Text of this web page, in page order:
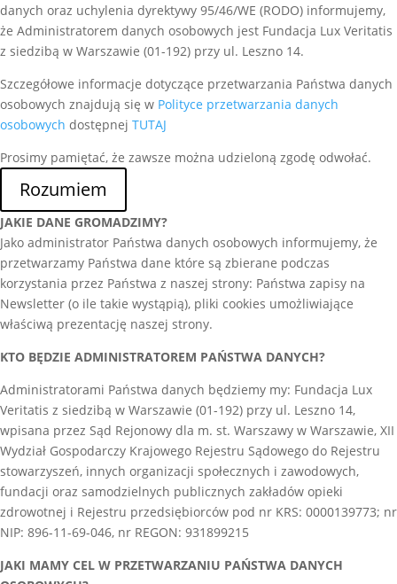
danych oraz uchylenia dyrektywy 95/46/WE (RODO) informujemy,
że Administratorem danych osobowych jest Fundacja Lux Veritatis
z siedzibą w Warszawie (01-192) przy ul. Leszno 14.
Szczegółowe informacje dotyczące przetwarzania Państwa danych
osobowych znajdują się w Polityce przetwarzania danych
osobowych dostępnej TUTAJ
Prosimy pamiętać, że zawsze można udzieloną zgodę odwołać.
Rozumiem
JAKIE DANE GROMADZIMY?
Jako administrator Państwa danych osobowych informujemy, że
przetwarzamy Państwa dane które są zbierane podczas
korzystania przez Państwa z naszej strony: Państwa zapisy na
Newsletter (o ile takie wystąpią), pliki cookies umożliwiające
właściwą prezentację naszej strony.
KTO BĘDZIE ADMINISTRATOREM PAŃSTWA DANYCH?
Administratorami Państwa danych będziemy my: Fundacja Lux
Veritatis z siedzibą w Warszawie (01-192) przy ul. Leszno 14,
wpisana przez Sąd Rejonowy dla m. st. Warszawy w Warszawie, XII
Wydział Gospodarczy Krajowego Rejestru Sądowego do Rejestru
stowarzyszeń, innych organizacji społecznych i zawodowych,
fundacji oraz samodzielnych publicznych zakładów opieki
zdrowotnej i Rejestru przedsiębiorców pod nr KRS: 0000139773; nr
NIP: 896-11-69-046, nr REGON: 931899215
JAKI MAMY CEL W PRZETWARZANIU PAŃSTWA DANYCH